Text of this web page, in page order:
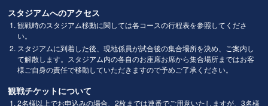
スタジアムへのアクセス
観戦時のスタジアム移動に関しては各コースの行程表を参照してくださ
い。
スタジアムに到着した後、現地係員が試合後の集合場所を決め、ご案内し
て解散します。スタジアム内の各自のお座席お席から集合場所まではお客
様ご自身の責任で移動していただきますので予めご了承ください。
観戦チケットについて
2名様以上でお申込みの場合、2枚までは連番でご用意いたしますが、3名様